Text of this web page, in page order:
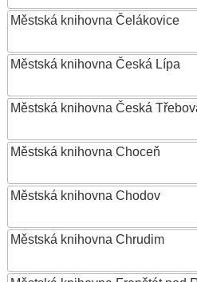
Městská knihovna Čelákovice
Městská knihovna Česká Lípa
Městská knihovna Česká
Městská knihovna Choceň
Městská knihovna Chodov
Městská knihovna Chrudim